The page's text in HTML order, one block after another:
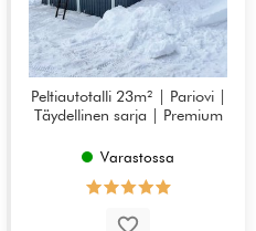
Peltiautotalli 23m² | Pariovi |
Täydellinen sarja | Premium
Varastossa